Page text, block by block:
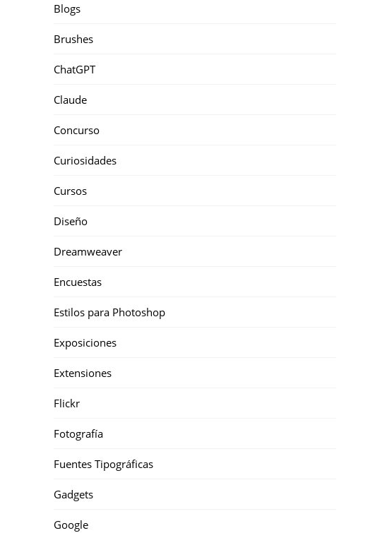
Blogs
Brushes
ChatGPT
Claude
Concurso
Curiosidades
Cursos
Diseño
Dreamweaver
Encuestas
Estilos para Photoshop
Exposiciones
Extensiones
Flickr
Fotografía
Fuentes Tipográficas
Gadgets
Google